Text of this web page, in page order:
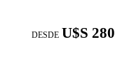
DESDE U$S 280